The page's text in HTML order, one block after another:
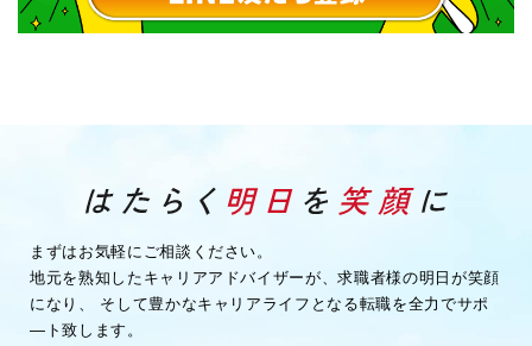
まずはお気軽にご相談ください。
地元を熟知したキャリアアドバイザーが、求職者様の明日が笑顔
になり、
そして豊かなキャリアライフとなる転職を全力でサポ
―ト致します。